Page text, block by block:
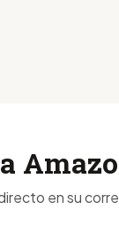
en su